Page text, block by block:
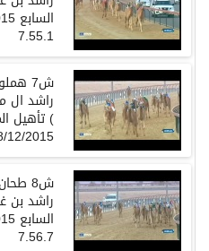
7.55.1
ش7
راشد ال
) تأهيل
8/12/2015 لقايا قعدان محليات
ش8
راشد بن
7.56.7